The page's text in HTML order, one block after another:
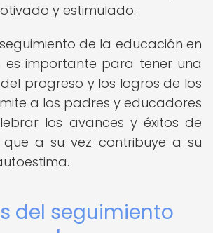
y estimulado.
de la educación en
importante para tener una
progreso y los logros de los
a los padres y educadores
los avances y éxitos de
a su vez contribuye a su
del seguimiento